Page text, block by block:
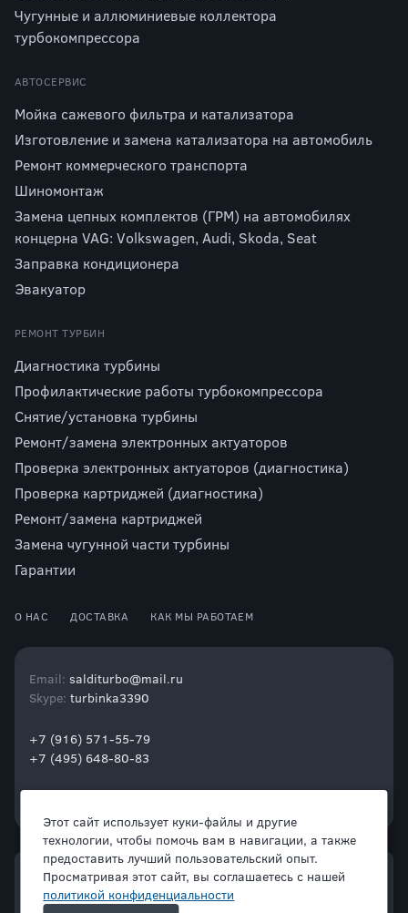
Чугунные и аллюминиевые коллектора
турбокомпрессора
АВТОСЕРВИС
Мойка сажевого фильтра и катализатора
Изготовление и замена катализатора на автомобиль
Ремонт коммерческого транспорта
Шиномонтаж
Замена цепных комплектов (ГРМ) на автомобилях
концерна VAG: Volkswagen, Audi, Skoda, Seat
Заправка кондиционера
Эвакуатор
РЕМОНТ ТУРБИН
Диагностика турбины
Профилактические работы турбокомпрессора
Снятие/установка турбины
Ремонт/замена электронных актуаторов
Проверка электронных актуаторов (диагностика)
Проверка картриджей (диагностика)
Ремонт/замена картриджей
Замена чугунной части турбины
Гарантии
О НАС ДОСТАВКА КАК МЫ РАБОТАЕМ
Email: salditurbo@mail.ru
Skype: turbinka3390
+7 (916) 571-55-79
+7 (495) 648-80-83
Этот сайт использует куки-файлы и другие
технологии, чтобы помочь вам в навигации, а также
предоставить лучший пользовательский опыт.
Просматривая этот сайт, вы соглашаетесь с нашей
политикой конфиденциальности